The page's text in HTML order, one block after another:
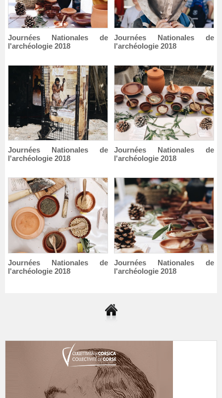
Journées Nationales de
l'archéologie 2018
Journées Nationales de
l'archéologie 2018
Journées Nationales de
l'archéologie 2018
Journées Nationales de
l'archéologie 2018
Journées Nationales de
l'archéologie 2018
Journées Nationales de
l'archéologie 2018